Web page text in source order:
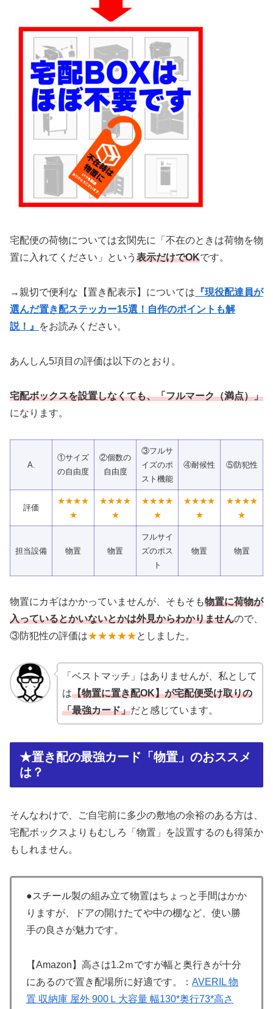
宅配便の荷物については玄関先に「不在のときは荷物を物
置に入れてください」という 表示だけでOKです。
→親切で便利な【置き配表示】については 『現役配達員が
選んだ置き配ステッカー15選！自作のポイントも解
説！』
をお読みください。
あんしん5項目の評価は以下のとおり。
宅配ボックスを設置しなくても、「フルマーク（満点）」
になります。
A.
①サイズ
の自由度
②個数の
自由度
③フルサ
イズのポ
スト機能
④耐候性 ⑤防犯性
評価
★★★★
★
★★★★
★
★★★★
★
★★★★
★
★★★★
★
担当設備 物置 物置
フルサイ
ズのポス
ト
物置 物置
物置にカギはかかっていませんが、そもそも物置に荷物が
入っているとかいないとかは外見からわかりませんので、
③防犯性の評価は★★★★★としました。
「ベストマッチ」はありませんが、私として
は【物置に置き配OK】が宅配便受け取りの
「最強カード」だと感じています。
★置き配の最強カード「物置」のおススメ
は？
そんなわけで、ご自宅前に多少の敷地の余裕のある方は、
宅配ボックスよりもむしろ「物置」を設置するのも得策か
もしれません。
●スチール製の組み立て物置はちょっと手間はかか
りますが、ドアの開けたてや中の棚など、使い勝
手の良さが魅力です。
【Amazon】高さは1.2ｍですが幅と奥行きが十分
にあるので置き配場所に好適です。： AVERIL 物
置 収納庫 屋外 900Ｌ大容量 幅130*奥行73*高さ